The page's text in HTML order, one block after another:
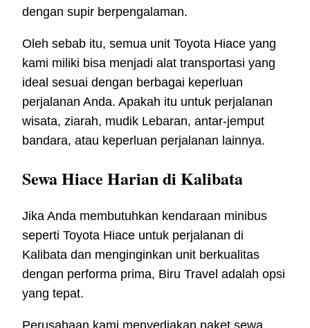
dengan supir berpengalaman.
Oleh sebab itu, semua unit Toyota Hiace yang
kami miliki bisa menjadi alat transportasi yang
ideal sesuai dengan berbagai keperluan
perjalanan Anda. Apakah itu untuk perjalanan
wisata, ziarah, mudik Lebaran, antar-jemput
bandara, atau keperluan perjalanan lainnya.
Sewa Hiace Harian di Kalibata
Jika Anda membutuhkan kendaraan minibus
seperti Toyota Hiace untuk perjalanan di
Kalibata dan menginginkan unit berkualitas
dengan performa prima, Biru Travel adalah opsi
yang tepat.
Perusahaan kami menyediakan paket sewa